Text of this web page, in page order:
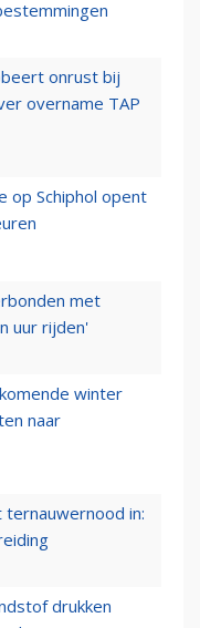
onrust bij
overname TAP
op Schiphol opent
met
uur rijden'
winter
naar
in:
drukken